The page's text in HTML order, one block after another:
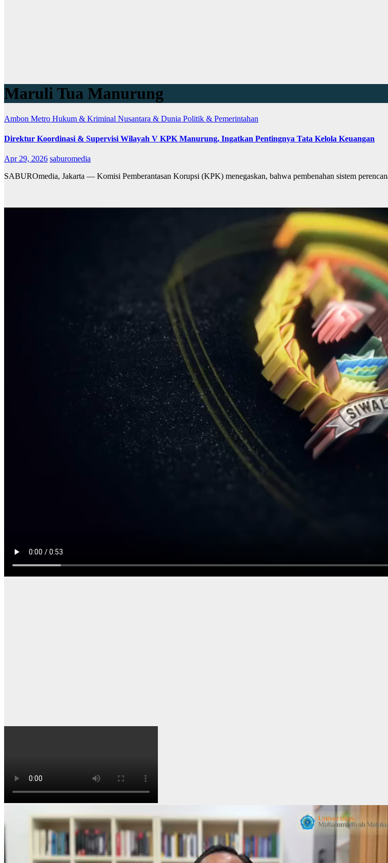
Maruli Tua Manurung
Ambon Metro Hukum & Kriminal Nusantara & Dunia Politik & Pemerintahan
Direktur Koordinasi & Supervisi Wilayah V KPK Manurung, Ingatkan Pentingnya Tata Kelola Keuangan
Apr 29, 2026 saburomedia
SABUROmedia, Jakarta — Komisi Pemberantasan Korupsi (KPK) menegaskan, bahwa pembenahan sistem